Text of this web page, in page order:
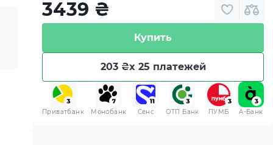
3439 ₴
Купить
203 ₴x 25 платежей
Приватбанк Монобанк Сенс ОТП Банк ПУМБ A-Банк